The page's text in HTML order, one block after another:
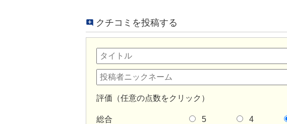
クチコミを投稿する
評価（任意の点数をクリック）
総合 5 4